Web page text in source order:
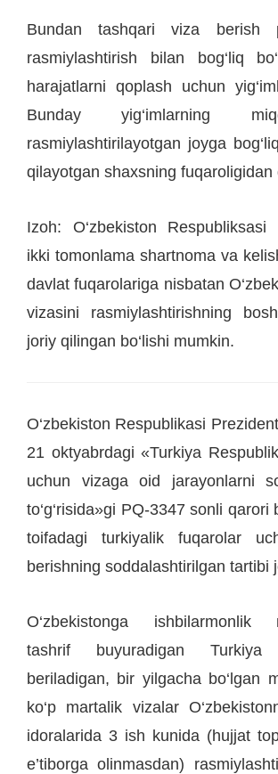
Bundan tashqari viza berish
rasmiylashtirish bilan bog‘liq
harajatlarni qoplash uchun
Bunday yig‘imlarning
rasmiylashtirilayotgan joyga
qilayotgan shaxsning fuqaroligidan
Izoh: O‘zbekiston
ikki tomonlama shartnoma va
davlat fuqarolariga nisbatan
vizasini rasmiylashtirishning
joriy qilingan bo‘lishi mumkin.
O‘zbekiston Respublikasi
21 oktyabrdagi «Turkiya
uchun vizaga oid jarayonlarni
to‘g‘risida»gi PQ-3347 sonli qarori
toifadagi turkiyalik fuqarolar
berishning soddalashtirilgan tartibi
O‘zbekistonga ishbilarmonlik
tashrif buyuradigan Turkiya
beriladigan, bir yilgacha bo‘lgan
ko‘p martalik vizalar
idoralarida 3 ish kunida (hujjat
e’tiborga olinmasdan)